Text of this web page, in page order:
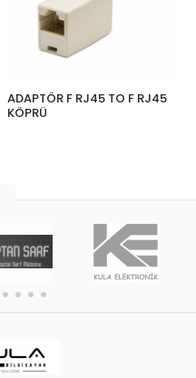
ADAPTÖR F RJ45 TO F RJ45
KÖPRÜ